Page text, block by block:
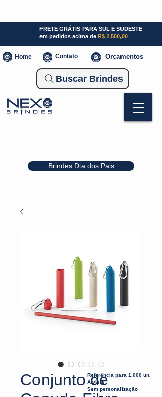
Brindes Dia dos Pais
FRETE GRÁTIS PARA SUL E SUDESTE
em pedidos acima de R$ 2.500,00
Home Contato Orçamentos
Buscar Brindes
Conjunto deReferência para 1.000 un.
À vista
Sem personalização